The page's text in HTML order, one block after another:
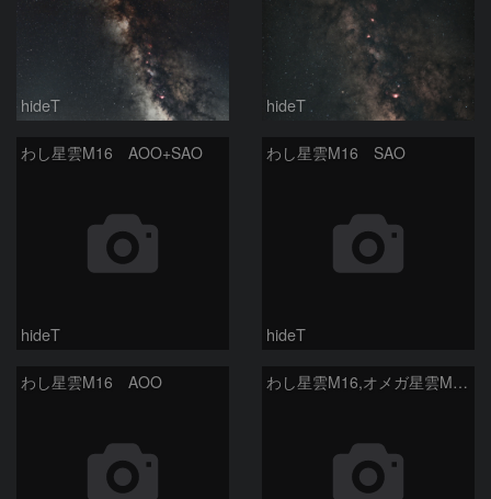
hideT hideT
わし星雲M16 AOO+SAO
hideT
わし星雲M16 SAO
hideT
わし星雲M16 AOO わし星雲M16,オメガ星雲M17 AOO